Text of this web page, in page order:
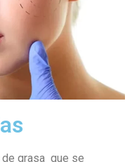
grasa que se